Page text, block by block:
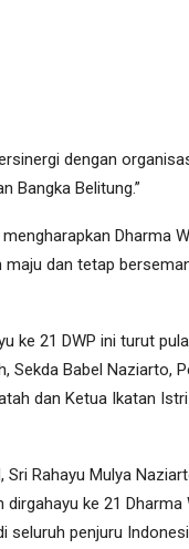
dengan
Bangka Belitung.”
Dharma
maju dan tetap
ke 21 DWP ini turut
Sekda Babel Naziarto,
dan Ketua Ikatan
Sri Rahayu Mulya
dirgahayu ke 21
seluruh penjuru